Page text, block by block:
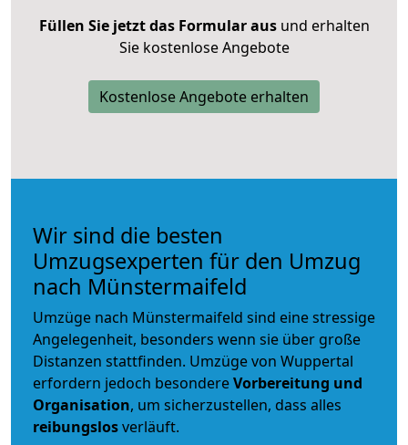
Füllen Sie jetzt das Formular ausund erhalten
Sie kostenlose Angebote
Kostenlose Angebote erhalten
Wir sind die besten
Umzugsexperten für den Umzug
nach Münstermaifeld
Umzüge nach Münstermaifeld sind eine stressige
Angelegenheit, besonders wenn sie über große
Distanzen stattfinden. Umzüge von Wuppertal
erfordern jedoch besondereVorbereitung und
Organisation, um sicherzustellen, dass alles
reibungslosverläuft.